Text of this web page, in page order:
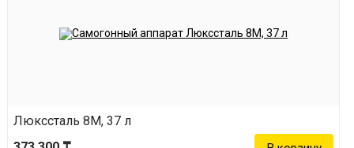
Люкссталь 8М, 37 л